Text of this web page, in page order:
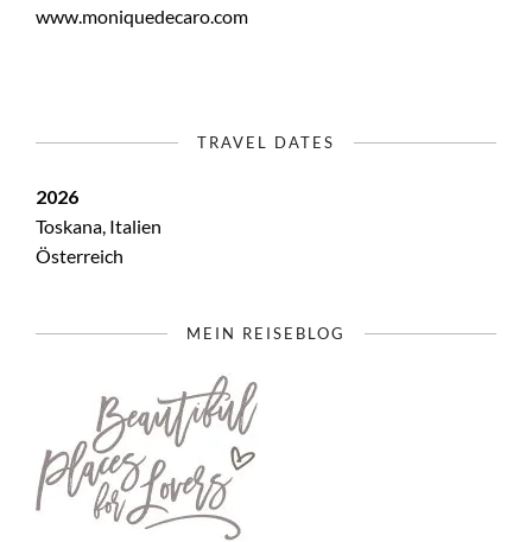
www.moniquedecaro.com
TRAVEL DATES
2026
Toskana, Italien
Österreich
MEIN REISEBLOG